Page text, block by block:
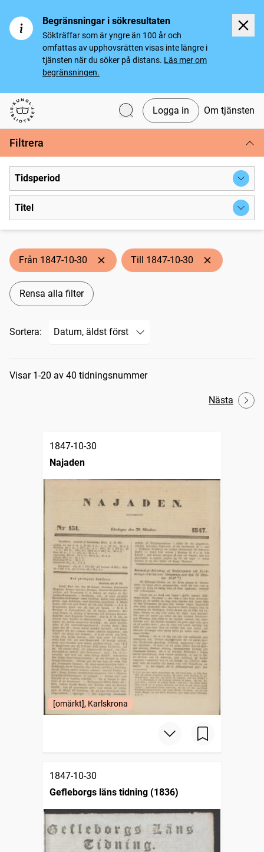
Begränsningar i sökresultaten
Sökträffar som är yngre än 100 år och
omfattas av upphovsrätten visas inte längre i
tjänsten när du söker på distans. Läs mer om
begränsningen.
Svenska tidningar
Logga in Om tjänsten
Filtrera
Tidsperiod
Titel
Från 1847-10-30 Till 1847-10-30
Rensa alla filter
Sortera:
Sökresultat
Visar 1-20 av 40 tidningsnummer
Nästa
1847-10-30
Najaden
[omärkt], Karlskrona
1847-10-30
Gefleborgs läns tidning (1836)